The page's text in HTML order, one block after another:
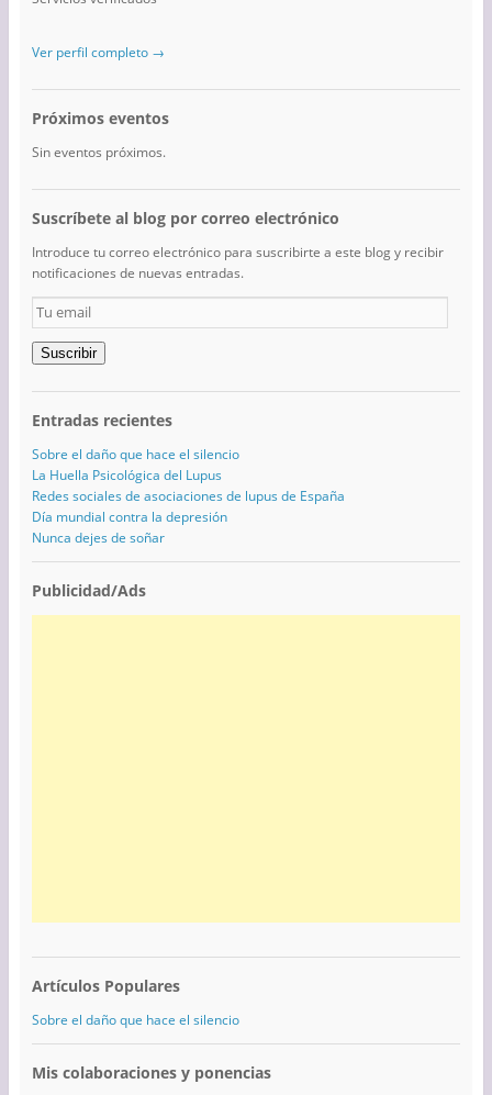
Ver perfil completo →
Próximos eventos
Sin eventos próximos.
Suscríbete al blog por correo electrónico
Introduce tu correo electrónico para suscribirte a este blog y recibir
notificaciones de nuevas entradas.
Tu
email
Suscribir
Entradas recientes
Sobre el daño que hace el silencio
La Huella Psicológica del Lupus
Redes sociales de asociaciones de lupus de España
Día mundial contra la depresión
Nunca dejes de soñar
Publicidad/Ads
Artículos Populares
Sobre el daño que hace el silencio
Mis colaboraciones y ponencias